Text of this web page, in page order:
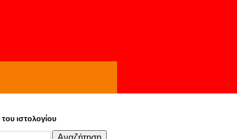
ιστολογίου